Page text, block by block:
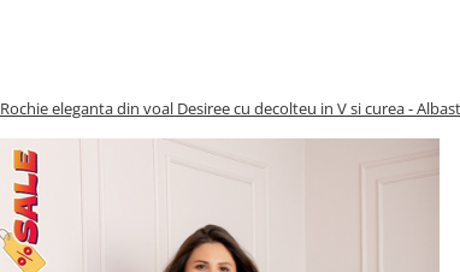
Rochie eleganta din voal Desiree cu decolteu in V si curea -